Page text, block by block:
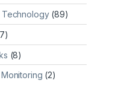
Technology(89)
(8)
(2)